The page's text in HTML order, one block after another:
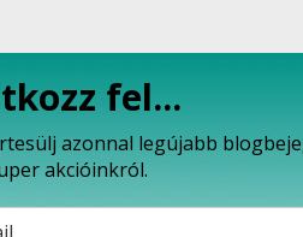
fel...
azonnal legújabb
akcióinkról.